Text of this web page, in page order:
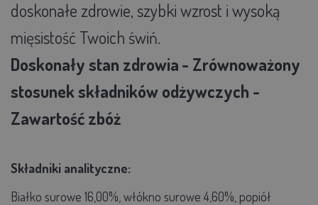
doskonałe zdrowie, szybki wzrost i wysoką
mięsistość Twoich świń.
Doskonały stan zdrowia- Zrównoważony
stosunek składników odżywczych -
Zawartość zbóż
Składniki analityczne:
Białko surowe 16,00%, włókno surowe 4,60%, popiół